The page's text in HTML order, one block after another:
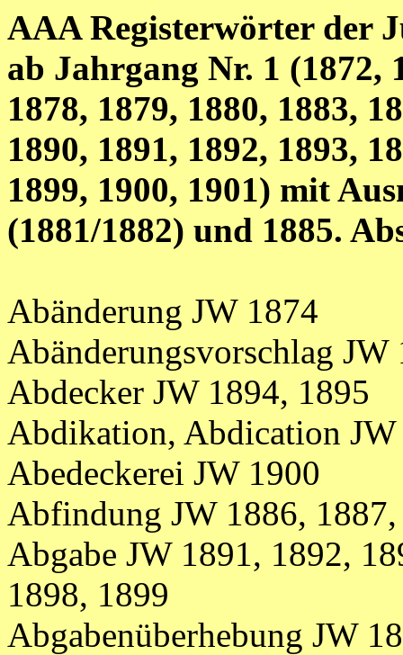
AAA Registerwörter der
ab Jahrgang Nr. 1 (1872,
1878, 1879, 1880, 1883,
1890, 1891, 1892, 1893,
1899, 1900, 1901) mit
(1881/1882) und 1885.
Abänderung JW 1874
Abänderungsvorschlag JW
Abdecker JW 1894, 1895
Abdikation, Abdication JW
Abedeckerei JW 1900
Abfindung JW 1886,
Abgabe JW 1891, 1892,
1898, 1899
Abgabenüberhebung JW